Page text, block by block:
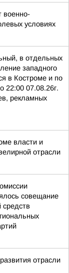
военно-
условиях
в отдельных
западного
в Костроме и по
22:00 07.08.26г.
рекламных
власти и
отрасли
совещание
средств
отрасли